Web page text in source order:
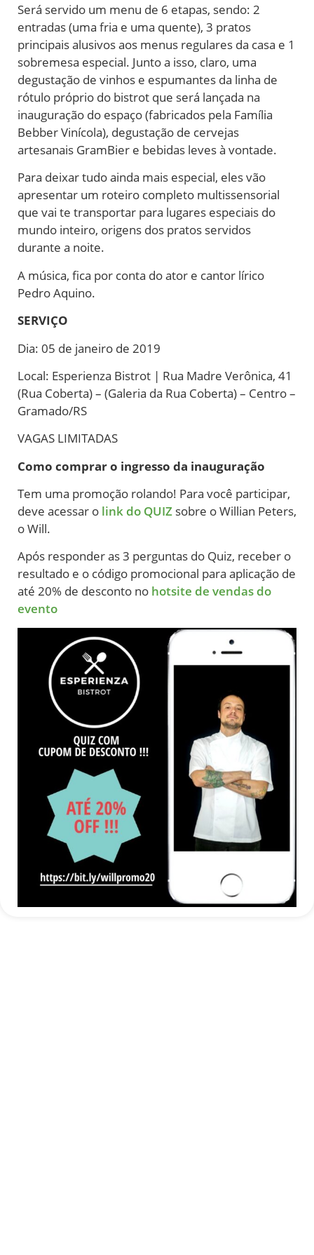
Será servido um menu de 6 etapas, sendo: 2
entradas (uma fria e uma quente), 3 pratos
principais alusivos aos menus regulares da casa e 1
sobremesa especial. Junto a isso, claro, uma
degustação de vinhos e espumantes da linha de
rótulo próprio do bistrot que será lançada na
inauguração do espaço (fabricados pela Família
Bebber Vinícola), degustação de cervejas
artesanais GramBier e bebidas leves à vontade.
Para deixar tudo ainda mais especial, eles vão
apresentar um roteiro completo multissensorial
que vai te transportar para lugares especiais do
mundo inteiro, origens dos pratos servidos
durante a noite.
A música, fica por conta do ator e cantor lírico
Pedro Aquino.
SERVIÇO
Dia: 05 de janeiro de 2019
Local: Esperienza Bistrot | Rua Madre Verônica, 41
(Rua Coberta) – (Galeria da Rua Coberta) – Centro –
Gramado/RS
VAGAS LIMITADAS
Como comprar o ingresso da inauguração
Tem uma promoção rolando! Para você participar,
deve acessar o link do QUIZ sobre o Willian Peters,
o Will.
Após responder as 3 perguntas do Quiz, receber o
resultado e o código promocional para aplicação de
até 20% de desconto no hotsite de vendas do
evento